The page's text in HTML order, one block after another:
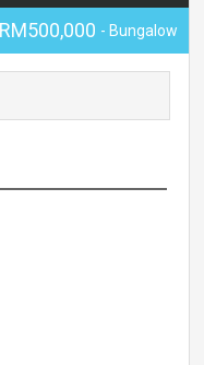
RM500,000 - Bungalow